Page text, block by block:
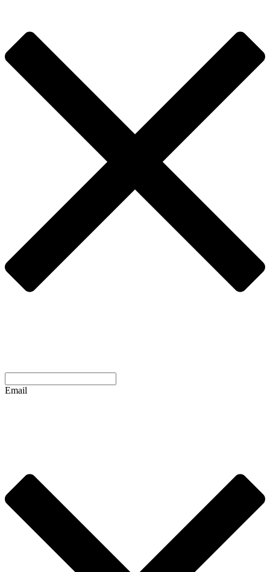
Email